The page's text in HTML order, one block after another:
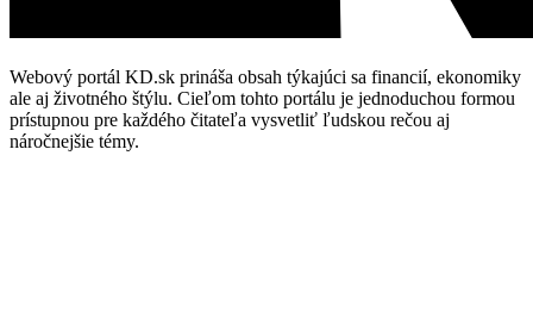
Webový portál KD.sk prináša obsah týkajúci sa financií, ekonomiky
ale aj životného štýlu. Cieľom tohto portálu je jednoduchou formou
prístupnou pre každého čitateľa vysvetliť ľudskou rečou aj
náročnejšie témy.